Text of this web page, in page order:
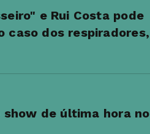
e Rui Costa pode
caso dos respiradores,
show de última hora no